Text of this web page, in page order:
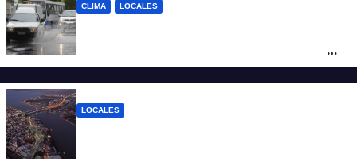
CLIMA LOCALES
vientos en Santa Fe: anuncian ráfagas de
hasta 90 km/h, granizo y un brusco
LOCALES